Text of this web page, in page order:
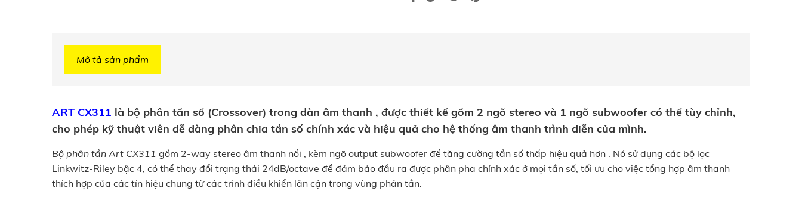
Mô tả sản phẩm
ART CX311 là bộ phân tần số (Crossover) trong dàn âm thanh , được thiết kế gồm 2 ngõ stereo và 1 ngõ subwoofer có thể tùy chỉnh,
cho phép kỹ thuật viên dễ dàng phân chia tần số chính xác và hiệu quả cho hệ thống âm thanh trình diễn của mình.
Bộ phân tần Art CX311 gồm 2-way stereo âm thanh nổi , kèm ngõ output subwoofer để tăng cường tần số thấp hiệu quả hơn . Nó sử dụng các bộ lọc
Linkwitz-Riley bậc 4, có thể thay đổi trạng thái 24dB/octave để đảm bảo đầu ra được phân pha chính xác ở mọi tần số, tối ưu cho việc tổng hợp âm thanh
thích hợp của các tín hiệu chung từ các trình điều khiển lân cận trong vùng phân tần.